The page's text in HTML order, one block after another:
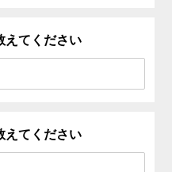
えてください
えてください